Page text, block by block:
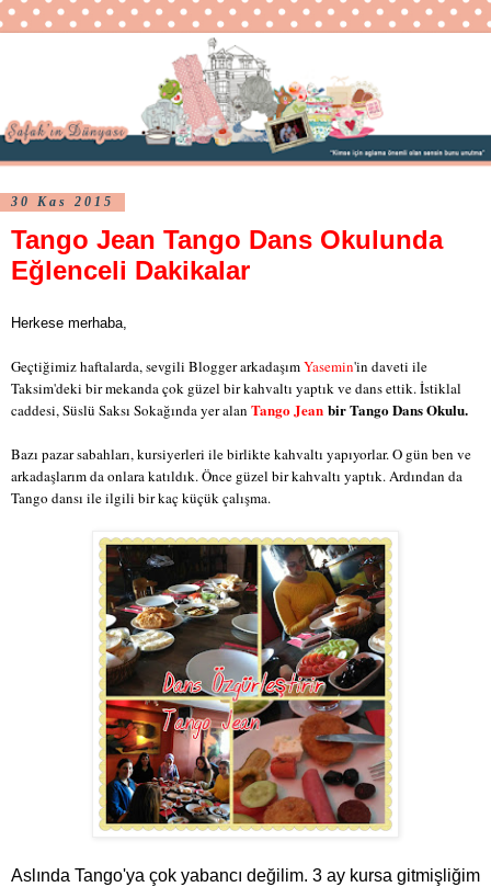
30 Kas 2015
Tango Jean Tango Dans Okulunda
Eğlenceli Dakikalar
Herkese merhaba,
Geçtiğimiz haftalarda, sevgili Blogger arkadaşımYasemin'in daveti ile
Taksim'deki bir mekanda çok güzel bir kahvaltı yaptık ve dans ettik. İstiklal
caddesi, Süslü Saksı Sokağında yer alan Tango Jean bir Tango Dans Okulu.
Bazı pazar sabahları, kursiyerleri ile birlikte kahvaltı yapıyorlar. O gün ben ve
arkadaşlarım da onlara katıldık. Önce güzel bir kahvaltı yaptık. Ardından da
Tango dansı ile ilgili bir kaç küçük çalışma.
Aslında Tango'ya çok yabancı değilim. 3 ay kursa gitmişliğim